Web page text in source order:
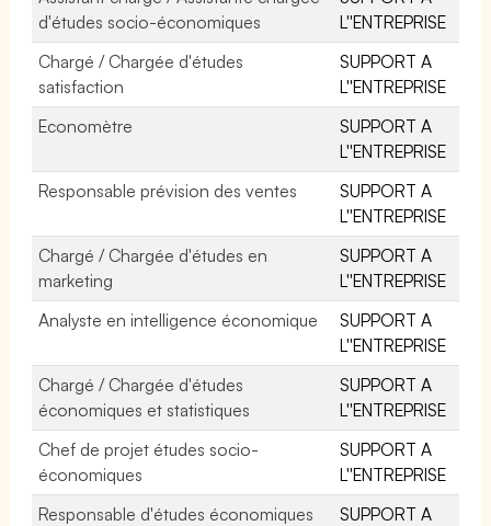
d'études socio-économiques
L''ENTREPRISE
Chargé / Chargée d'études
satisfaction
SUPPORT A
L''ENTREPRISE
Economètre
SUPPORT A
L''ENTREPRISE
Responsable prévision des ventes
SUPPORT A
L''ENTREPRISE
Chargé / Chargée d'études en
marketing
SUPPORT A
L''ENTREPRISE
Analyste en intelligence économique
SUPPORT A
L''ENTREPRISE
Chargé / Chargée d'études
économiques et statistiques
SUPPORT A
L''ENTREPRISE
Chef de projet études socio-
économiques
SUPPORT A
L''ENTREPRISE
Responsable d'études économiques
SUPPORT A